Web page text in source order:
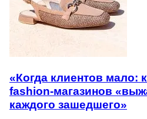
«Когда клиентов мало:
fashion-магазинов
каждого зашедшего»